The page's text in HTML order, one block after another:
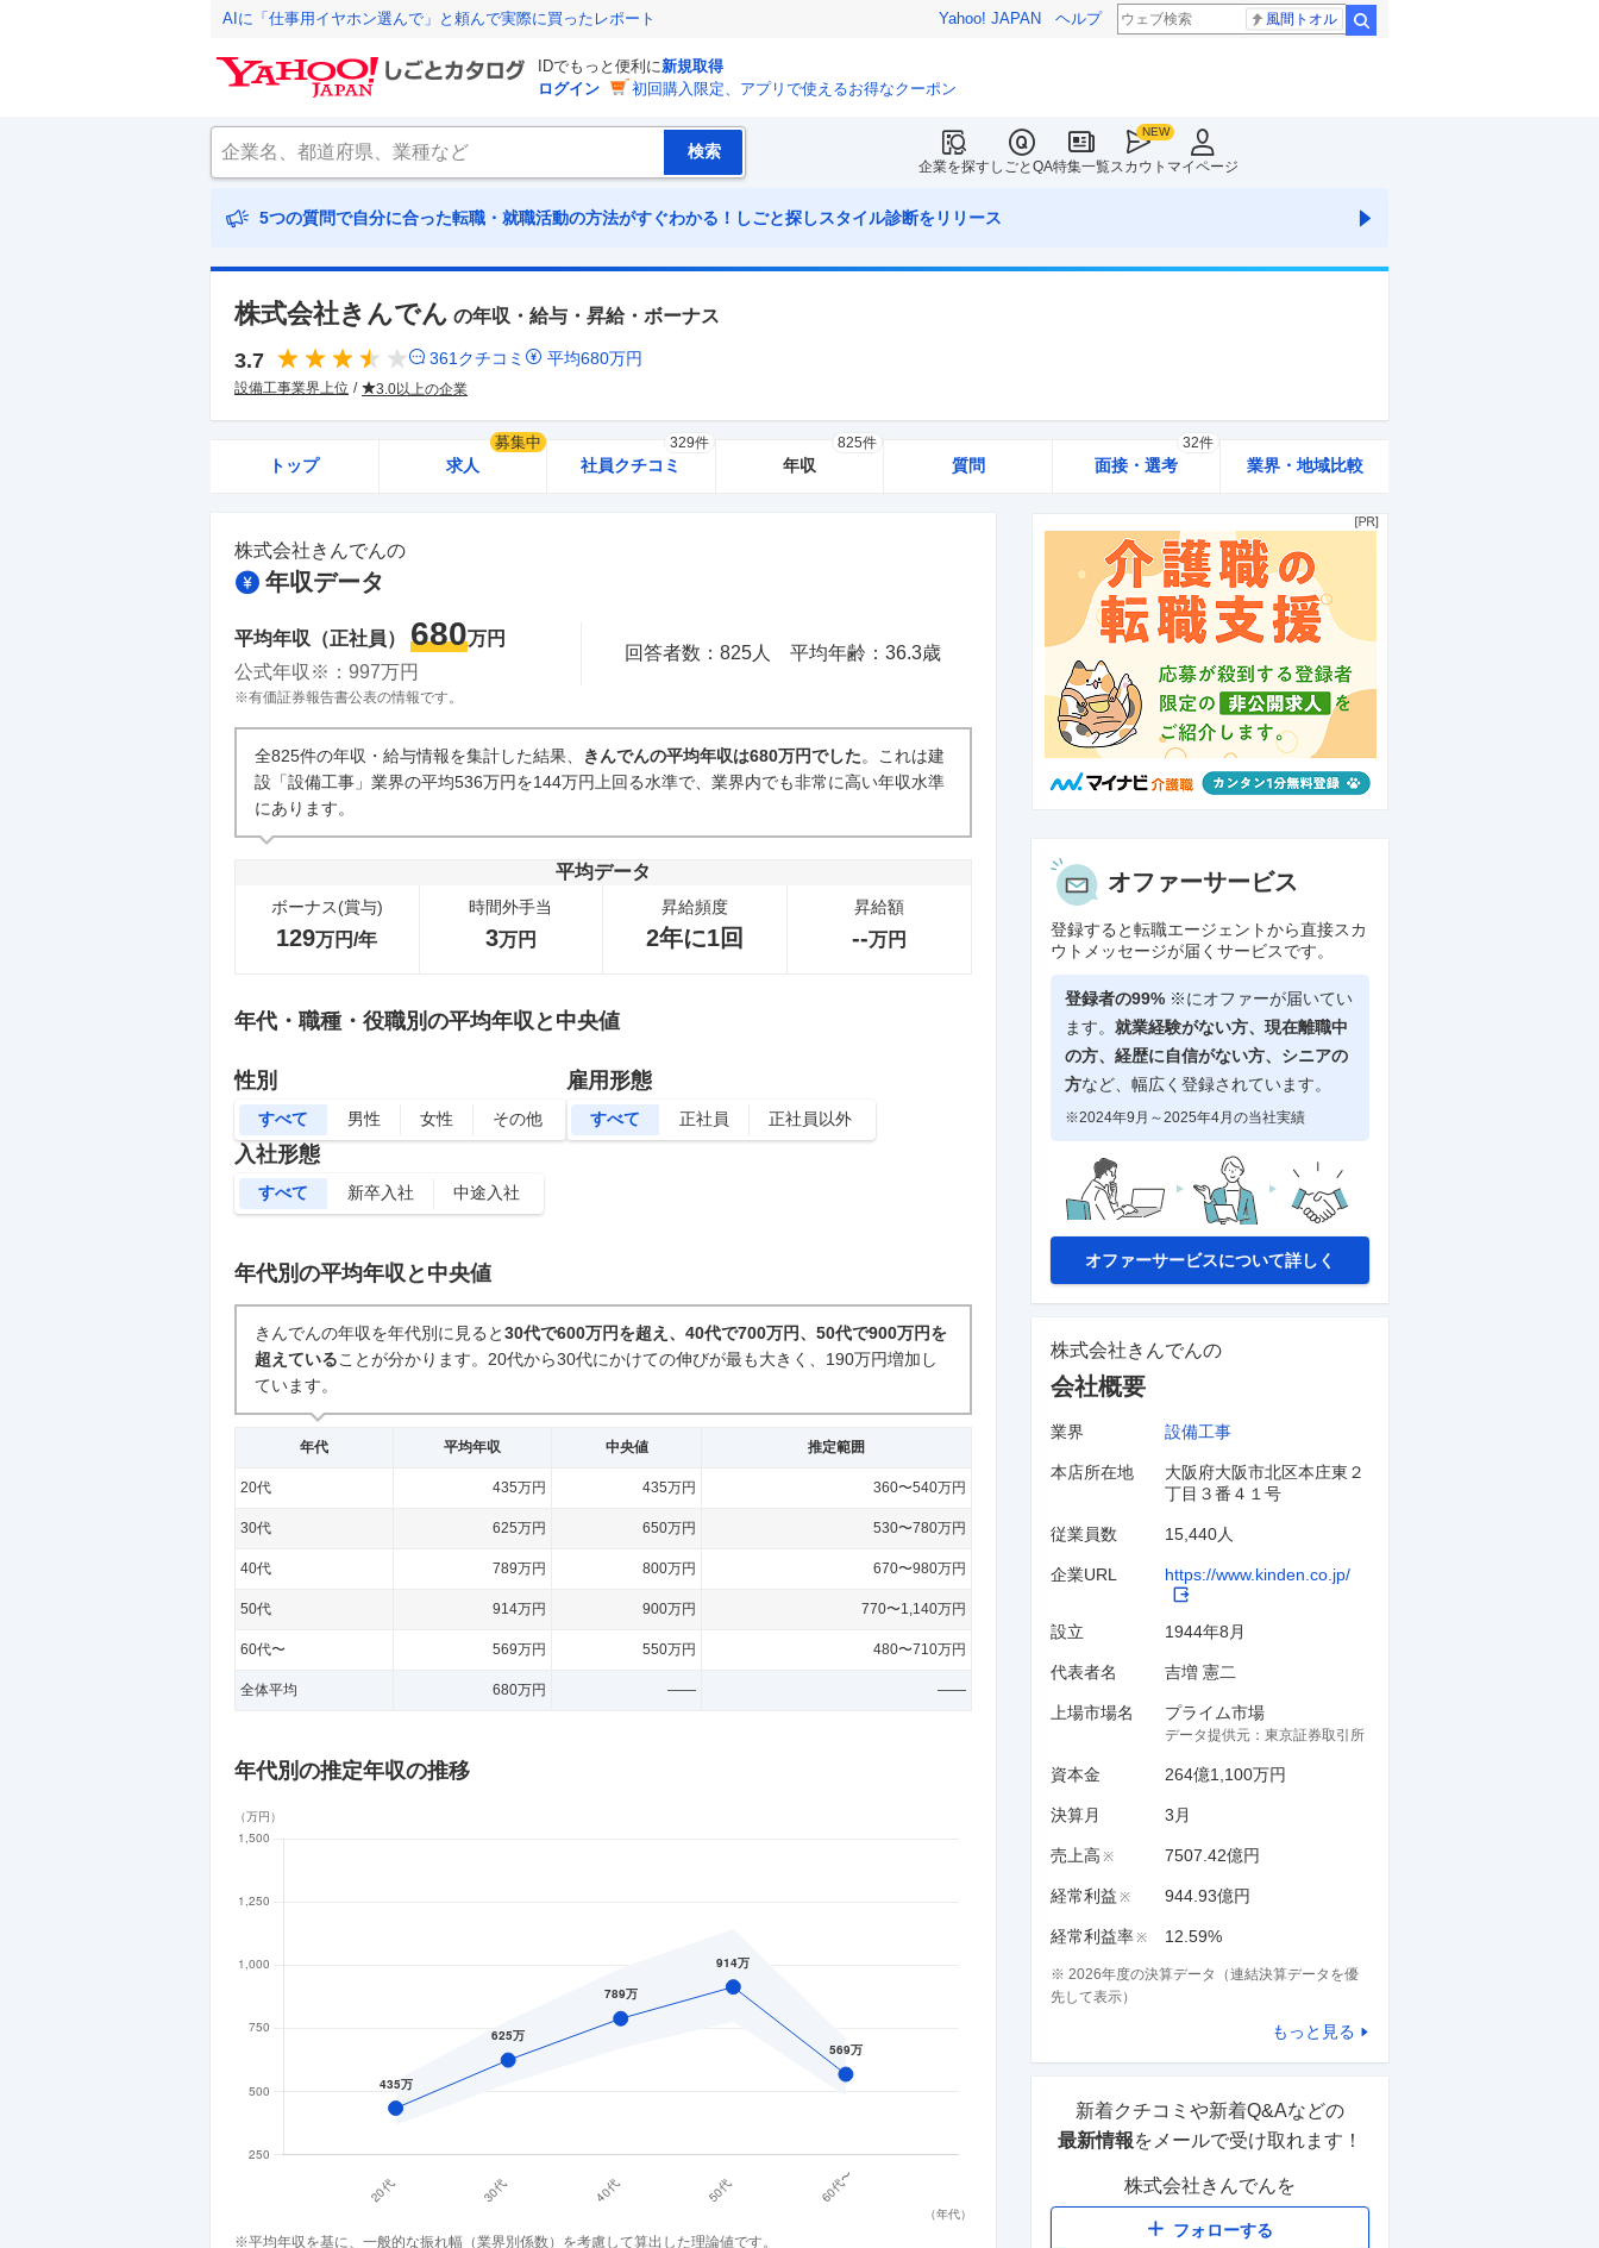
AIに「仕事用イヤホン選んで」と頼んで実際に買ったレポート Yahoo! JAPAN ヘルプ 風間トオル
IDでもっと便利に新規取得
ログイン
初回購入限定、アプリで使えるお得なクーポン
企業を探すしごとQA特集一覧スカウト マイページ
5つの質問で自分に合った転職・就職活動の方法がすぐわかる！しごと探しスタイル診断をリリース
株式会社きんでん の年収・給与・昇給・ボーナス
3.7 361 クチコミ 平均680万円
設備工事業界上位 3.0以上の企業
トップ 求人
募集中
社員クチコミ
329件
年収
825件
質問 面接・選考
32件
業界・地域比較
株式会社きんでんの
年収データ
平均年収（正社員） 680万円
公式年収※： 997万円
回答者数：825 人 平均年齢：36.3歳
※有価証券報告書公表の情報です。
全825件の年収・給与情報を集計した結果、 きんでんの平均年収は680万円でした。これは建
設「設備工事」業界の平均536万円を144万円上回る水準で、業界内でも非常に高い年収水準
にあります。
平均データ
ボーナス(賞与)
129万円/年
時間外手当
3万円
昇給頻度
2年に1回
昇給額
--万円
年代・職種・役職別の平均年収と中央値
性別
すべて 男性 女性 その他
雇用形態
すべて 正社員 正社員以外
入社形態
すべて 新卒入社 中途入社
年代別の平均年収と中央値
きんでんの年収を年代別に見ると30代で600万円を超え、40代で700万円、50代で900万円を
超えていることが分かります。 20代から30代にかけての伸びが最も大きく、190万円増加し
ています。
年代 平均年収 中央値 推定範囲
20代 435万円 435万円 360〜540万円
30代 625万円 650万円 530〜780万円
40代 789万円 800万円 670〜980万円
50代 914万円 900万円 770〜1,140万円
60代〜 569万円 550万円 480〜710万円
全体平均 680万円 —— ——
年代別の推定年収の推移
（万円）
（年代）
※平均年収を基に、一般的な振れ幅（業界別係数）を考慮して算出した理論値です。
オファーサービス
登録すると転職エージェントから直接スカ
ウトメッセージが届くサービスです。
登録者の99% ※にオファーが届いてい
ます。 就業経験がない方、現在離職中
の方、 経歴に自信がない方、シニアの
方など、幅広く登録されています。
※2024年9月～2025年4月の当社実績
オファーサービスについて詳しく
株式会社きんでんの
会社概要
業界 設備工事
本店所在地
大阪府大阪市北区本庄東２
丁目３番４１号
従業員数 15,440人
企業URL https://www.kinden.co.jp/
設立 1944年8月
代表者名 吉増 憲二
上場市場名 プライム市場
データ提供元： 東京証券取引所
資本金 264億1,100万円
決算月 3月
売上高 ※ 7507.42億円
経常利益 ※ 944.93億円
経常利益率※ 12.59%
※ 2026年度の決算データ（連結決算データを優
先して表示）
もっと見る
新着クチコミや新着Q&Aなどの
最新情報をメールで受け取れます！
株式会社きんでんを
フォローする